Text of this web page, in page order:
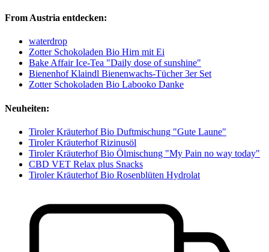
From Austria entdecken:
waterdrop
Zotter Schokoladen Bio Hirn mit Ei
Bake Affair Ice-Tea "Daily dose of sunshine"
Bienenhof Klaindl Bienenwachs-Tücher 3er Set
Zotter Schokoladen Bio Labooko Danke
Neuheiten:
Tiroler Kräuterhof Bio Duftmischung "Gute Laune"
Tiroler Kräuterhof Rizinusöl
Tiroler Kräuterhof Bio Ölmischung "My Pain no way today"
CBD VET Relax plus Snacks
Tiroler Kräuterhof Bio Rosenblüten Hydrolat